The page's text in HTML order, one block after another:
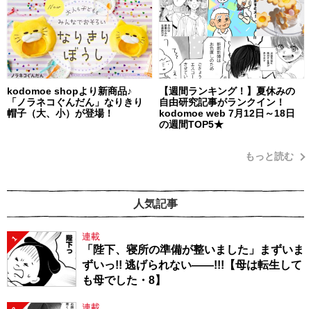
kodomoe shopより新商品♪
「ノラネコぐんだん」なりきり
帽子（大、小）が登場！
【週間ランキング！】夏休みの
自由研究記事がランクイン！
kodomoe web 7月12日～18日
の週間TOP5★
もっと読む
人気記事
1 連載
「陛下、寝所の準備が整いました」まずいま
ずいっ!! 逃げられない――!!!【母は転生して
も母でした・8】